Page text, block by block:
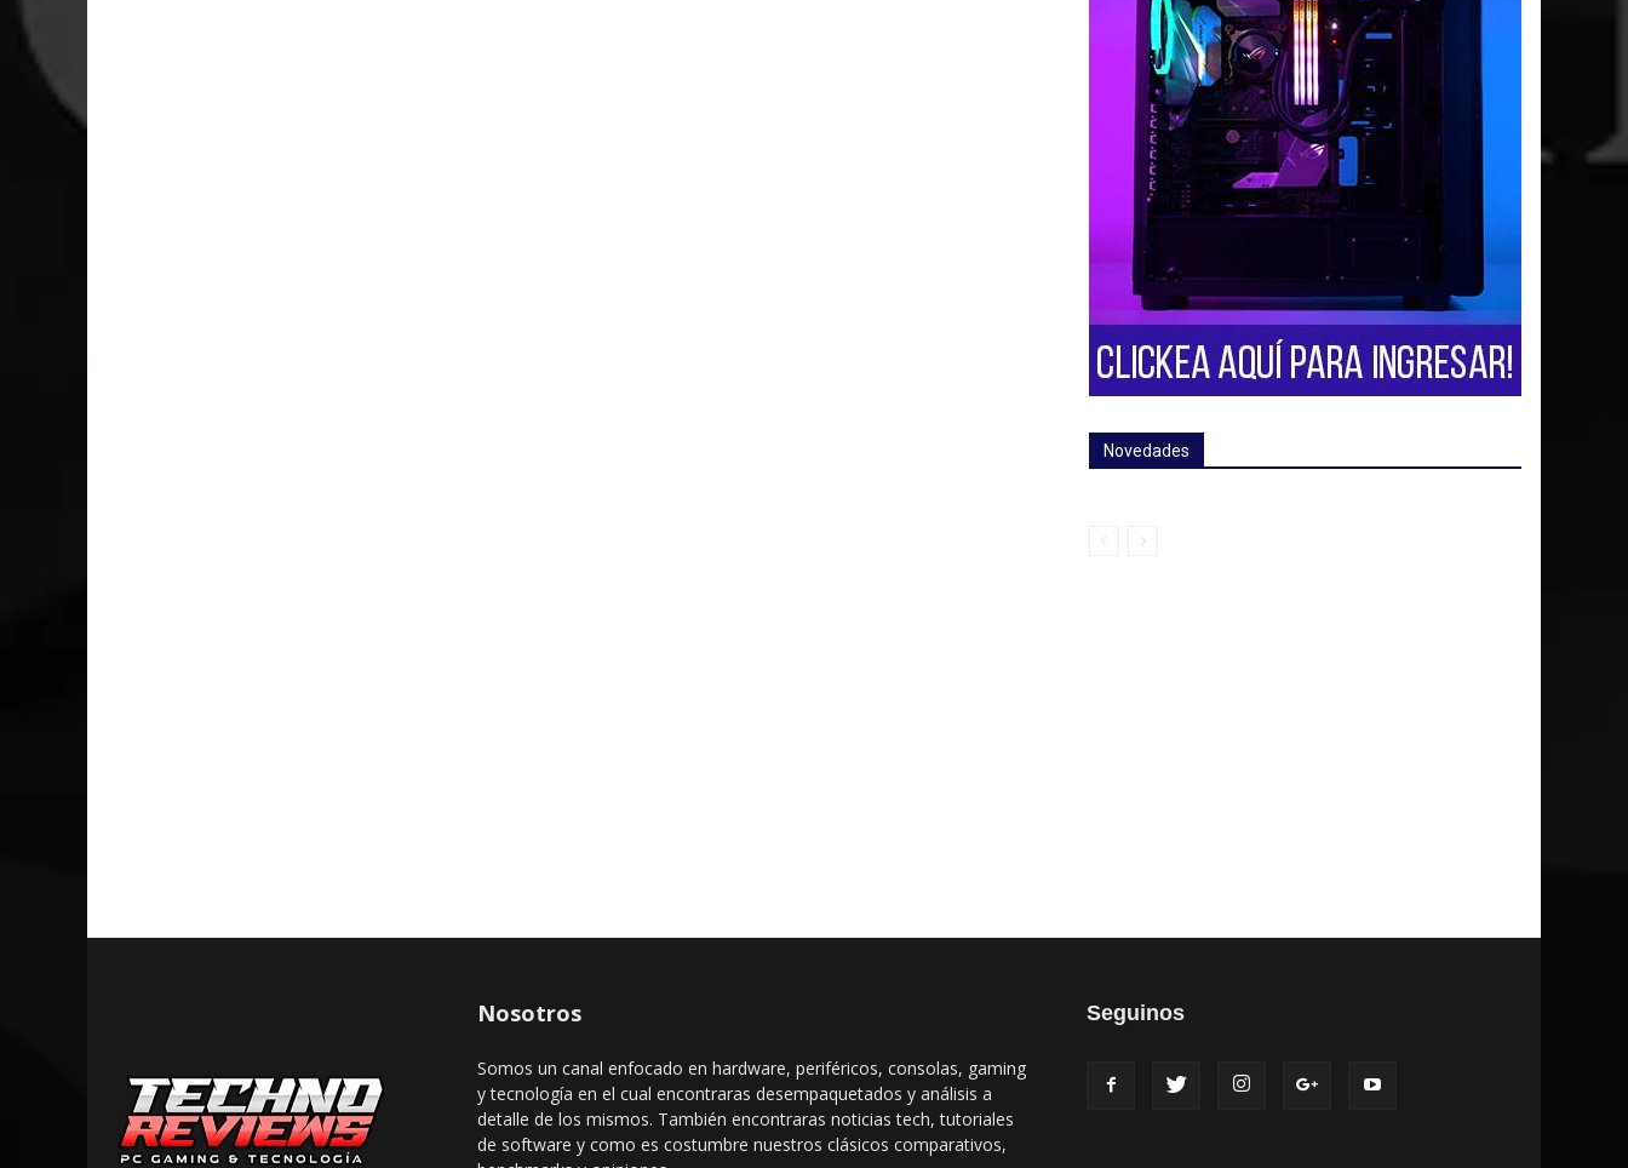
Novedades
Nosotros
Somos un canal enfocado en hardware, periféricos, consolas, gaming
y tecnología en el cual encontraras desempaquetados y análisis a
detalle de los mismos. También encontraras noticias tech, tutoriales
de software y como es costumbre nuestros clásicos comparativos,
Seguinos